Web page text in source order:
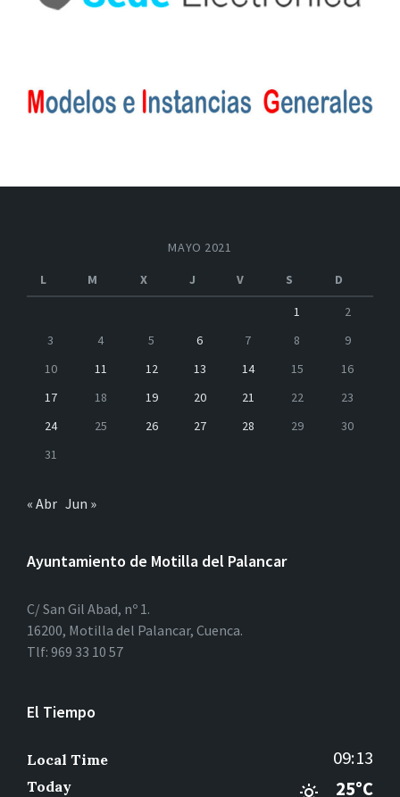
MAYO 2021
L
M X J V S
D
1
2
3
4 5 6 7 8
9
10
11 12 13 14 15
16
17
18 19 20 21 22
23
24
25 26 27 28 29
30
31
« Abr Jun »
Ayuntamiento de Motilla del Palancar
C/ San Gil Abad, nº 1.
16200, Motilla del Palancar, Cuenca.
Tlf: 969 33 10 57
El Tiempo
Local Time 09:13
Today 25°C